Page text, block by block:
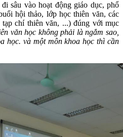
sâu vào hoạt động giáo dục, phổ
hội thảo, lớp học thiên văn, các
chí thiên văn, ...) đúng với mục
văn học không phải là ngắm sao,
học. và một môn khoa học thì cần